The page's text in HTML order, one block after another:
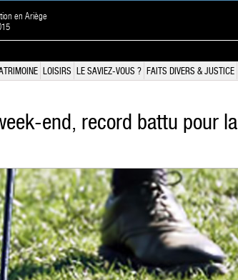
en Ariège
LOISIRS LE SAVIEZ-VOUS ? FAITS DIVERS & JUSTICE
end, record battu pour la